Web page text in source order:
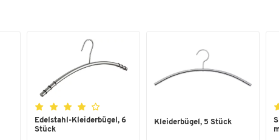
Edelstahl-Kleiderbügel, 6
Stück
Kleiderbügel, 5 Stück